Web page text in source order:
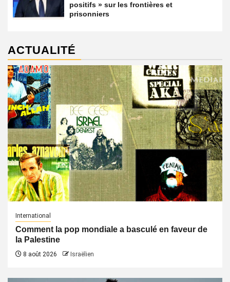
positifs » sur les frontières et
prisonniers
ACTUALITÉ
International
Comment la pop mondiale a basculé en faveur de
la Palestine
8 août 2026 Israëlien